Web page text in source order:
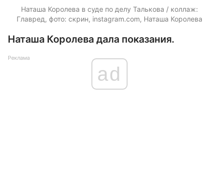
Наташа Королева в суде по делу Талькова / коллаж:
Главред, фото: скрин, instagram.com, Наташа Королева
Наташа Королева дала показания.
Реклама
ad